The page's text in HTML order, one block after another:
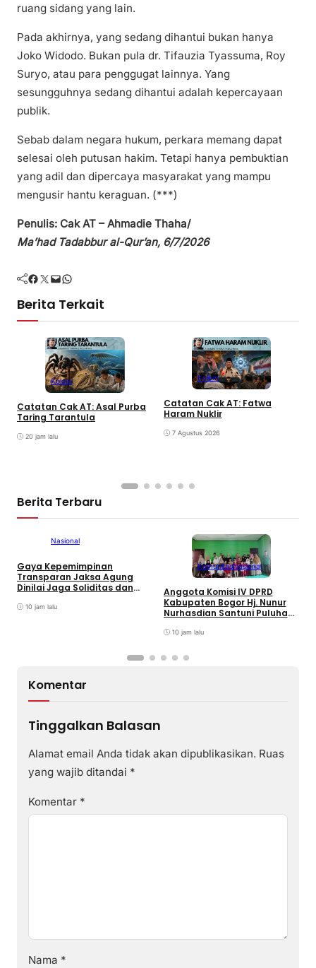
ruang sidang yang lain.
Pada akhirnya, yang sedang dihantui bukan hanya
Joko Widodo. Bukan pula dr. Tifauzia Tyassuma, Roy
Suryo, atau para penggugat lainnya. Yang
sesungguhnya sedang dihantui adalah kepercayaan
publik.
Sebab dalam negara hukum, perkara memang dapat
selesai oleh putusan hakim. Tetapi hanya pembuktian
yang adil dan dipercaya masyarakat yang mampu
mengusir hantu keraguan. (***)
Penulis: Cak AT – Ahmadie Thaha/
Ma’had Tadabbur al-Qur’an, 6/7/2026
Facebook Twitter Mail WhatsApp
Berita Terkait
Kolom
Catatan Cak AT: Asal Purba
Taring Tarantula
20 jam lalu
Kolom
Catatan Cak AT: Fatwa
Haram Nuklir
7 Agustus 2026
Berita Terbaru
Nasional
Gaya Kepemimpinan
Transparan Jaksa Agung
Dinilai Jaga Soliditas dan
Adhyaksa
10 jam lalu
KomunitasNasional
Anggota Komisi IV DPRD
Kabupaten Bogor Hj. Nunur
Nurhasdian Santuni Puluhan
10 jam lalu
Komentar
Tinggalkan Balasan
Alamat email Anda tidak akan dipublikasikan. Ruas
yang wajib ditandai *
Komentar *
Nama *